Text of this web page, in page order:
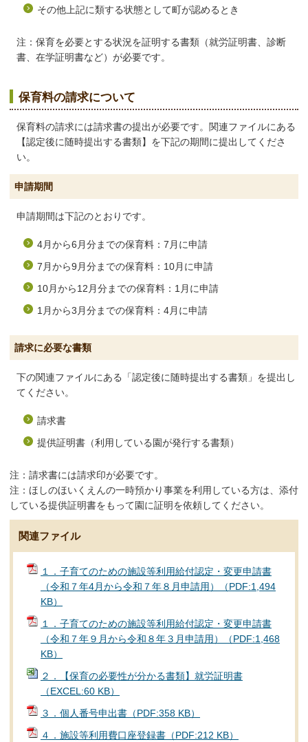
その他上記に類する状態として町が認めるとき
注：保育を必要とする状況を証明する書類（就労証明書、診断
書、在学証明書など）が必要です。
保育料の請求について
保育料の請求には請求書の提出が必要です。関連ファイルにある
【認定後に随時提出する書類】を下記の期間に提出してくださ
い。
申請期間
申請期間は下記のとおりです。
4月から6月分までの保育料：7月に申請
7月から9月分までの保育料：10月に申請
10月から12月分までの保育料：1月に申請
1月から3月分までの保育料：4月に申請
請求に必要な書類
下の関連ファイルにある「認定後に随時提出する書類」を提出し
てください。
請求書
提供証明書（利用している園が発行する書類）
注：請求書には請求印が必要です。
注：ほしのほいくえんの一時預かり事業を利用している方は、添付
している提供証明書をもって園に証明を依頼してください。
関連ファイル
１．子育てのための施設等利用給付認定・変更申請書
（令和７年4月から令和７年８月申請用）（PDF:1,494
KB）
１．子育てのための施設等利用給付認定・変更申請書
（令和７年９月から令和８年３月申請用）（PDF:1,468
KB）
２．【保育の必要性が分かる書類】就労証明書
（EXCEL:60 KB）
３．個人番号申出書（PDF:358 KB）
４．施設等利用費口座登録書（PDF:212 KB）